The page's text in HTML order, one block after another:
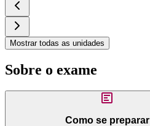
Mostrar todas as unidades
Sobre o exame
Como se preparar